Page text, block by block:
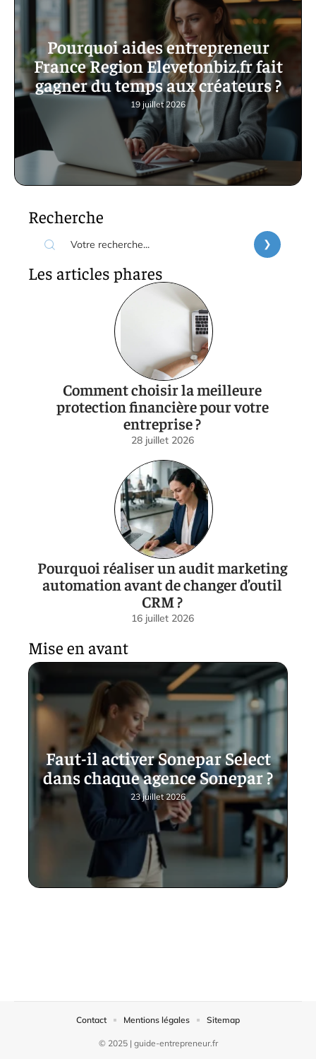
Pourquoi aides entrepreneur
France Region Elevetonbiz.fr fait
gagner du temps aux créateurs ?
19 juillet 2026
Recherche
Les articles phares
Comment choisir la meilleure
protection financière pour votre
entreprise ?
28 juillet 2026
Pourquoi réaliser un audit marketing
automation avant de changer d’outil
CRM ?
16 juillet 2026
Mise en avant
Faut-il activer Sonepar Select
dans chaque agence Sonepar ?
23 juillet 2026
© 2025 | guide-entrepreneur.fr
Contact Mentions légales Sitemap